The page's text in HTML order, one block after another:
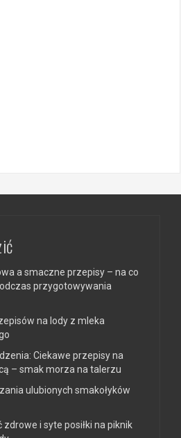
a smaczne przepisy – na co
przygotowywania
na lody z mleka
Ciekawe przepisy na
– smak morza na talerzu
ulubionych smakołyków
i syte posiłki na piknik